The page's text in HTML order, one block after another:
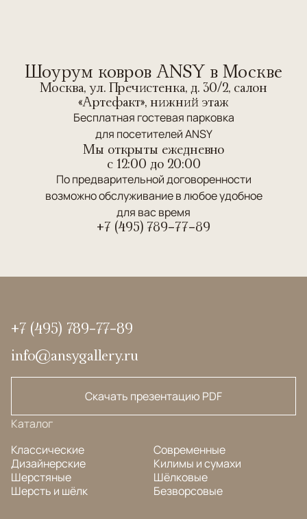
Шоурум ковров ANSY в Москве
Москва, ул. Пречистенка, д. 30/2, салон
«Артефакт», нижний этаж
Бесплатная гостевая парковка
для посетителей ANSY
Мы открыты ежедневно
c 12:00 до 20:00
По предварительной договоренности
возможно обслуживание в любое удобное
для вас время
+7 (495) 789-77-89
+7 (495) 789-77-89
info@ansygallery.ru
Скачать презентацию PDF
Каталог
Классические
Дизайнерские
Шерстяные
Шерсть и шёлк
Современные
Килимы и сумахи
Шёлковые
Безворсовые